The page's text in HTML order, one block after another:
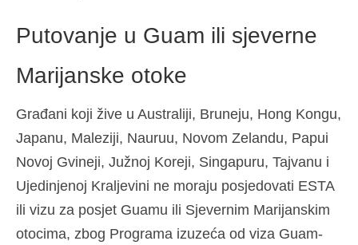
Putovanje u Guam ili sjeverne
Marijanske otoke
Građani koji žive u Australiji, Bruneju, Hong Kongu,
Japanu, Maleziji, Nauruu, Novom Zelandu, Papui
Novoj Gvineji, Južnoj Koreji, Singapuru, Tajvanu i
Ujedinjenoj Kraljevini ne moraju posjedovati ESTA
ili vizu za posjet Guamu ili Sjevernim Marijanskim
otocima, zbog Programa izuzeća od viza Guam-